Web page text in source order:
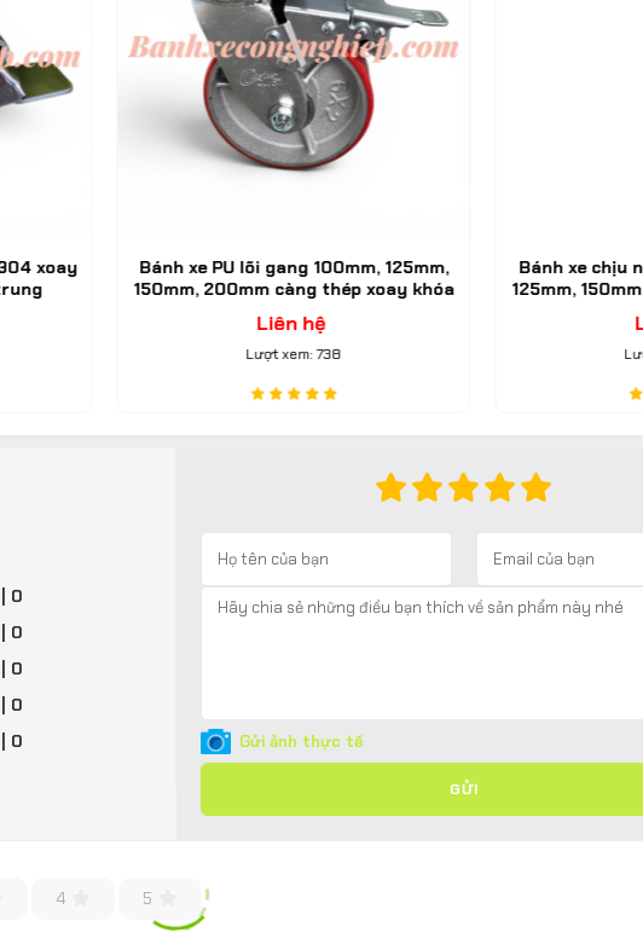
Bánh xe PU lõi gang 100mm, 125mm,
150mm, 200mm càng thép xoay khóa
Bánh xe chịu nhiệt Phenolic
125mm, 150mm, 200mm
| 0
| 0
| 0
| 0
| 0 Gửi ảnh thực tế
GỬI
4 5